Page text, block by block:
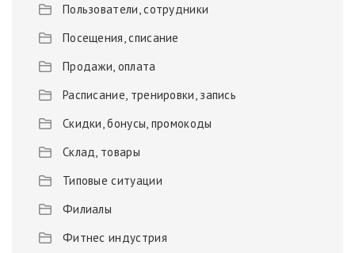
Пользователи, сотрудники
Посещения, списание
Продажи, оплата
Расписание, тренировки, запись
Скидки, бонусы, промокоды
Склад, товары
Типовые ситуации
Филиалы
Фитнес индустрия